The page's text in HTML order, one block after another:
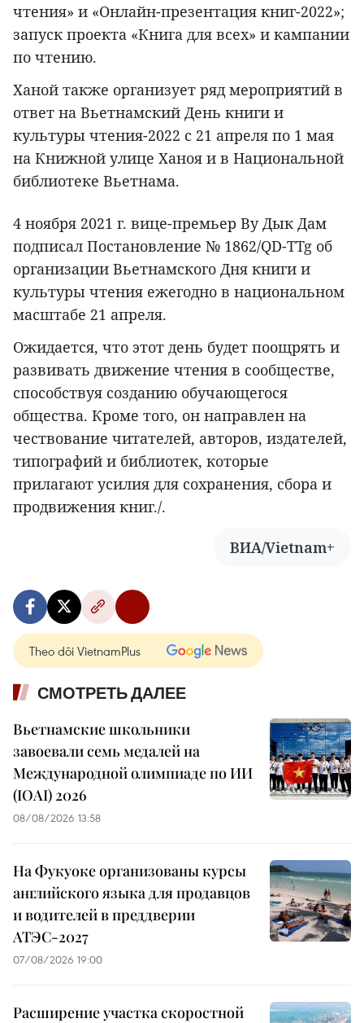
чтения» и «Онлайн-презентация книг-2022»;
запуск проекта «Книга для всех» и кампании
по чтению.
Ханой также организует ряд мероприятий в
ответ на Вьетнамский День книги и
культуры чтения-2022 с 21 апреля по 1 мая
на Книжной улице Ханоя и в Национальной
библиотеке Вьетнама.
4 ноября 2021 г. вице-премьер Ву Дык Дам
подписал Постановление № 1862/QD-TTg об
организации Вьетнамского Дня книги и
культуры чтения ежегодно в национальном
масштабе 21 апреля.
Ожидается, что этот день будет поощрять и
развивать движение чтения в сообществе,
способствуя созданию обучающегося
общества. Кроме того, он направлен на
чествование читателей, авторов, издателей,
типографий и библиотек, которые
прилагают усилия для сохранения, сбора и
продвижения книг./.
ВИА/Vietnam+
Theo dõi VietnamPlus
СМОТРЕТЬ ДАЛЕЕ
Вьетнамские школьники
завоевали семь медалей на
Международной олимпиаде по ИИ
(IOAI) 2026
08/08/2026 13:58
На Фукуоке организованы курсы
английского языка для продавцов
и водителей в преддверии
АТЭС-2027
07/08/2026 19:00
Расширение участка скоростной